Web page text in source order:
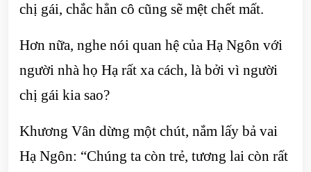
chị gái, chắc hẳn cô cũng sẽ mệt chết mất.
Hơn nữa, nghe nói quan hệ của Hạ Ngôn với
người nhà họ Hạ rất xa cách, là bởi vì người
chị gái kia sao?
Khương Vân dừng một chút, nắm lấy bả vai
Hạ Ngôn: “Chúng ta còn trẻ, tương lai còn rất